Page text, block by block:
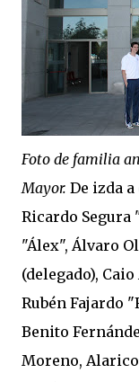
Foto de familia
Mayor. De izda
Ricardo
"Álex", Álvaro
(delegado),
Rubén Fajardo
Benito
Moreno,